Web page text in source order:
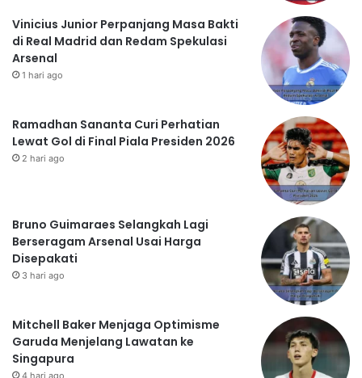
Vinicius Junior Perpanjang Masa Bakti
di Real Madrid dan Redam Spekulasi
Arsenal
1 hari ago
Ramadhan Sananta Curi Perhatian
Lewat Gol di Final Piala Presiden 2026
2 hari ago
Bruno Guimaraes Selangkah Lagi
Berseragam Arsenal Usai Harga
Disepakati
3 hari ago
Mitchell Baker Menjaga Optimisme
Garuda Menjelang Lawatan ke
Singapura
4 hari ago